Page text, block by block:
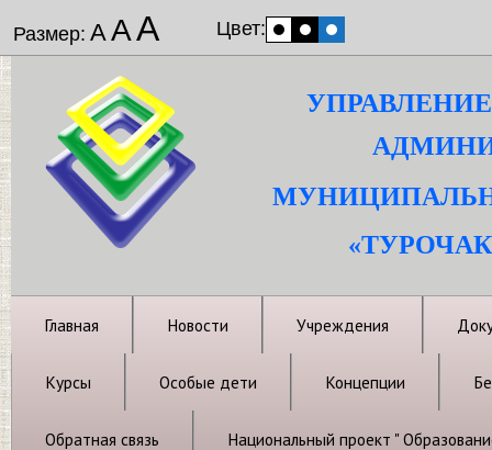
Размер: ААА Цвет:
Главная Новости Учреждения
Курсы Особые дети Концепции
Обратная связь Национальный проект "